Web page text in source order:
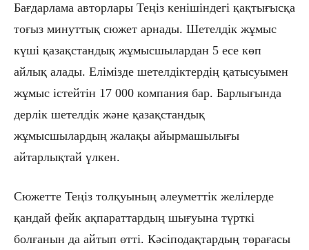
Бағдарлама авторлары Теңіз кенішіндегі қақтығысқа
тоғыз минуттық сюжет арнады. Шетелдік жұмыс
күші қазақстандық жұмысшылардан 5 есе көп
айлық алады. Елімізде шетелдіктердің қатысуымен
жұмыс істейтін 17 000 компания бар. Барлығында
дерлік шетелдік және қазақстандық
жұмысшылардың жалақы айырмашылығы
айтарлықтай үлкен.
Сюжетте Теңіз толқуының әлеуметтік желілерде
қандай фейк ақпараттардың шығуына түрткі
болғанын да айтып өтті. Кәсіподақтардың төрағасы